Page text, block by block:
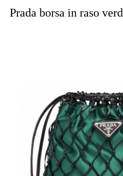
Prada borsa in raso